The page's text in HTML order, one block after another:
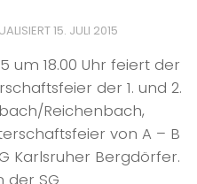
15. JULI 2015
um 18.00 Uhr feiert der
der 1. und 2.
Reichenbach,
von A – B
Karlsruher Bergdörfer.
der SG